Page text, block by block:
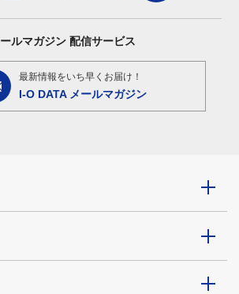
ールマガジン 配信サービス
最新情報をいち早くお届け！
I-O DATA メールマガジン